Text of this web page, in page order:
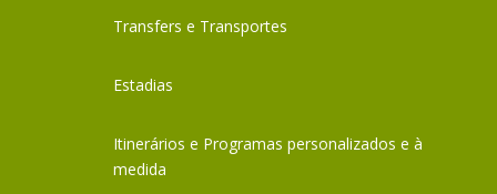
Transfers e Transportes
Estadias
Itinerários e Programas personalizados e à
medida